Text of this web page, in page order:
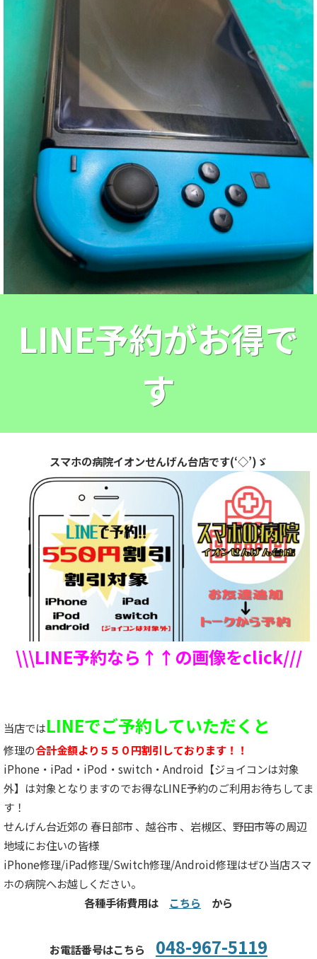
LINE予約がお得で
す
スマホの病院イオンせんげん台店です(‘◇’)ゞ
\\\LINE予約なら↑↑の画像をclick///
当店ではLINEでご予約していただくと
修理の合計金額より５５０円割引しております！！
iPhone・iPad・iPod・switch・Android【ジョイコンは対象
外】は対象となりますのでお得なLINE予約のご利用お待ちしてま
す！
せんげん台近郊の 春日部市 、越谷市 、岩槻区、野田市等の周辺
地域にお住いの皆様
iPhone修理/iPad修理/Switch修理/Android修理はぜひ当店スマ
ホの病院へお越しください。
各種手術費用は こちら から
お電話番号はこちら 048-967-5119